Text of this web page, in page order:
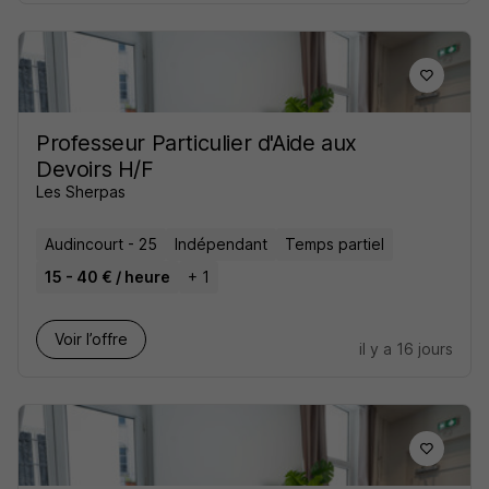
Professeur Particulier d'Aide aux
Devoirs H/F
Les Sherpas
Audincourt - 25 Indépendant
Temps partiel
15 - 40 € / heure
+ 1
Voir l’offre
il y a 16 jours